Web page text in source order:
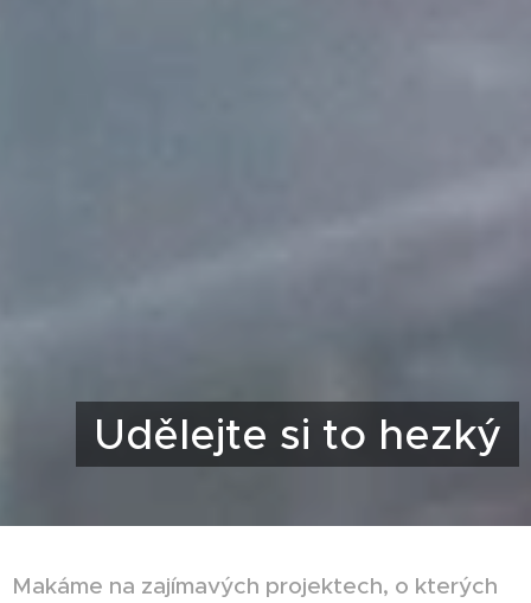
Udělejte si to hezký
Makáme na zajímavých projektech, o kterých